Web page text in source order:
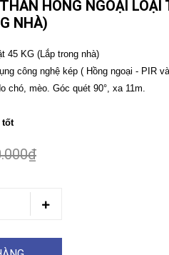
HỒNG NGOẠI LOẠI
NHÀ)
45 KG (Lắp trong nhà)
công nghệ kép ( Hồng ngoại - PIR
chó, mèo. Góc quét 90°, xa 11m.
tốt